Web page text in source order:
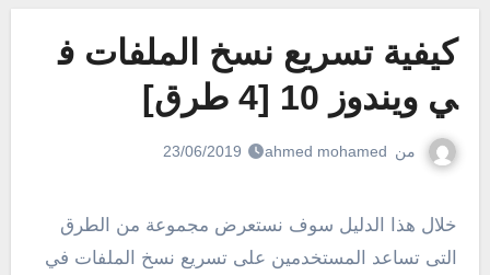
كيفية تسريع نسخ الملفات ف
ي ويندوز 10 [4 طرق]
من ahmed mohamed
23/06/2019
خلال هذا الدليل سوف نستعرض مجموعة من الطرق
التى تساعد المستخدمين على تسريع نسخ الملفات في